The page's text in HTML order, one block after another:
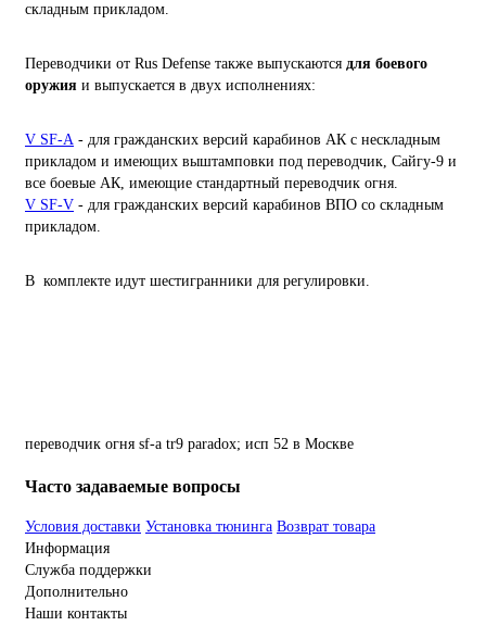
складным прикладом.
Переводчики от Rus Defense также выпускаются для боевого
оружия и выпускается в двух исполнениях:
V SF-A - для гражданских версий карабинов АК с нескладным
прикладом и имеющих выштамповки под переводчик, Сайгу-9 и
все боевые АК, имеющие стандартный переводчик огня.
V SF-V - для гражданских версий карабинов ВПО со складным
прикладом.
В комплекте идут шестигранники для регулировки.
переводчик огня sf-a tr9 paradox; исп 52 в Москве
Часто задаваемые вопросы
Условия доставки Установка тюнинга Возврат товара
Информация
Служба поддержки
Дополнительно
Наши контакты